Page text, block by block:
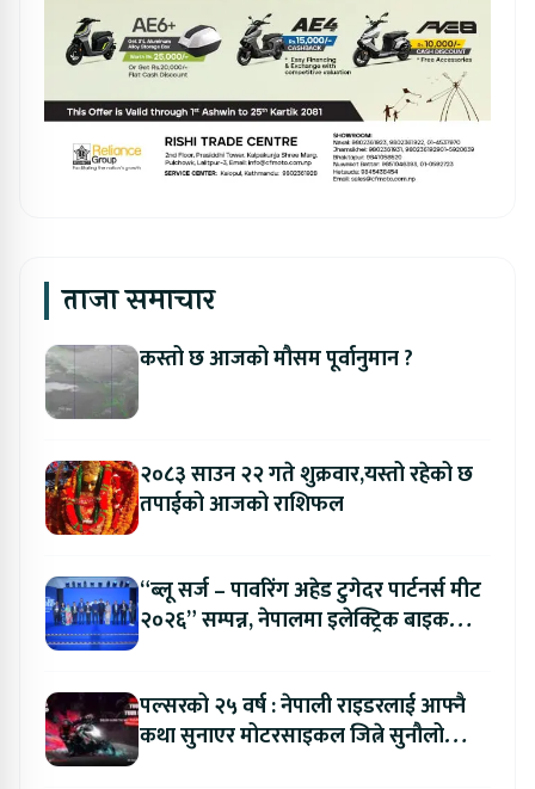
ताजा समाचार
कस्तो छ आजको मौसम पूर्वानुमान ?
२०८३ साउन २२ गते शुक्रवार,यस्तो रहेको छ
तपाईको आजको राशिफल
“ब्लू सर्ज – पावरिंग अहेड टुगेदर पार्टनर्स मीट
२०२६” सम्पन्न, नेपालमा इलेक्ट्रिक बाइक
पल्सरको २५ वर्ष : नेपाली राइडरलाई आफ्नै
कथा सुनाएर मोटरसाइकल जित्ने सुनौलो